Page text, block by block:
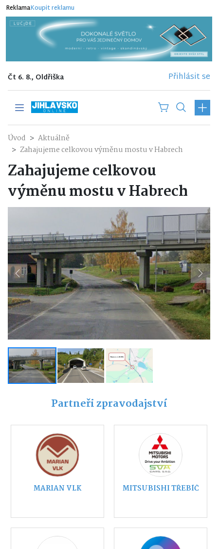
ReklamaKoupit reklamu
Čt 6. 8., Oldřiška Přihlásit se
Úvod
Aktuálně
Zahajujeme celkovou výměnu mostu v Habrech
Zahajujeme celkovou
výměnu mostu v Habrech
Previous Next
Partneři zpravodajství
MARIAN VLK MITSUBISHI TŘEBÍČ